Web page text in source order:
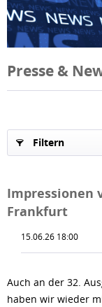
Presse &
Filtern
Impressionen
Frankfurt
15.06.26 18:00
Auch an der 32.
haben wir wieder